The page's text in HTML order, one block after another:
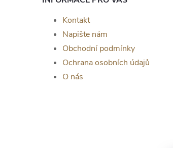
Kontakt
Napište nám
Obchodní podmínky
Ochrana osobních údajů
O nás
ZOBRAZIT